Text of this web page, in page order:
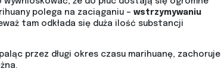
polega na zaciąganiu – wstrzymywaniu
tam odkłada się duża ilość substancji
przez długi okres czasu marihuanę, zachoruje